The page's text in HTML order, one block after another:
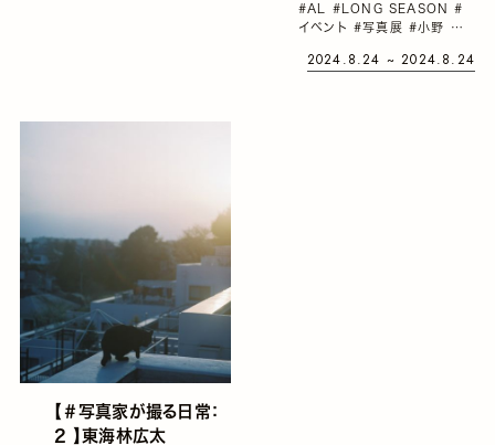
SEASON :
SLIDESHOW」が東京
#AL #LONG SEASON#
イベント #写真展 #小野 啓
2024.8.24 ~ 2024.8.24
【＃写真家が撮る日常：
2 】東海林広太